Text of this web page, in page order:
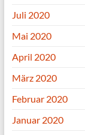
Juli 2020
Mai 2020
April 2020
März 2020
Februar 2020
Januar 2020